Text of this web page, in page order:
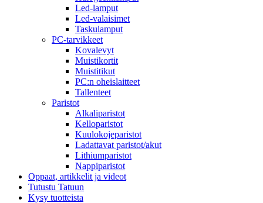
Led-lamput
Led-valaisimet
Taskulamput
PC-tarvikkeet
Kovalevyt
Muistikortit
Muistitikut
PC:n oheislaitteet
Tallenteet
Paristot
Alkaliparistot
Kelloparistot
Kuulokojeparistot
Ladattavat paristot/akut
Lithiumparistot
Nappiparistot
Oppaat, artikkelit ja videot
Tutustu Tatuun
Kysy tuotteista